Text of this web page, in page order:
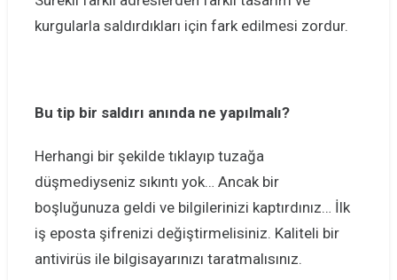
kurgularla saldırdıkları için fark edilmesi zordur.
Bu tip bir saldırı anında ne yapılmalı?
Herhangi bir şekilde tıklayıp tuzağa
düşmediyseniz sıkıntı yok… Ancak bir
boşluğunuza geldi ve bilgilerinizi kaptırdınız… İlk
iş eposta şifrenizi değiştirmelisiniz. Kaliteli bir
antivirüs ile bilgisayarınızı taratmalısınız.